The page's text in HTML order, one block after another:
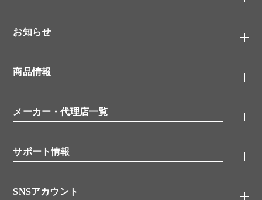
タンパク質検索
ELISA/ELISpot検索
品番検索
お知らせ
無料サンプル
ウェビナー （オンラインセミナー）
学会・展示スケジュール
商品情報
抗体
シグナル伝達
糖類／レクチン
分子生物
メーカー・代理店一覧
代理店
サポート情報
アプリケーションノート
SNSアカウント